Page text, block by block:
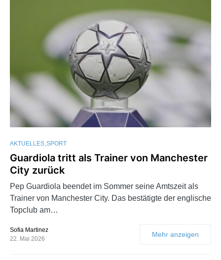
AKTUELLES SPORT
Guardiola tritt als Trainer von Manchester
City zurück
Pep Guardiola beendet im Sommer seine Amtszeit als
Trainer von Manchester City. Das bestätigte der englische
Topclub am…
Sofia Martinez
22. Mai 2026
Mehr anzeigen